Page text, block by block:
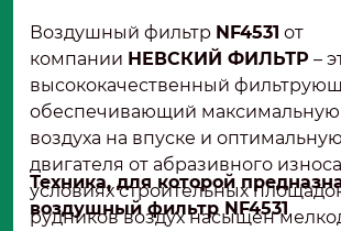
Воздушный фильтр NF4531 от
компании НЕВСКИЙ ФИЛЬТР –
высококачественный
обеспечивающий максимальную
воздуха на впуске и
двигателя от абразивного
условиях строительных
рудников воздух насыщен
Техника, для которой
воздушный фильтр NF4531